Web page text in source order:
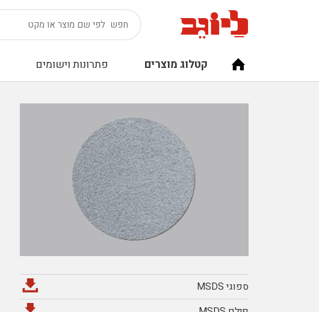
קטלוג מוצרים פתרונות וישומים
ספוגי MSDS